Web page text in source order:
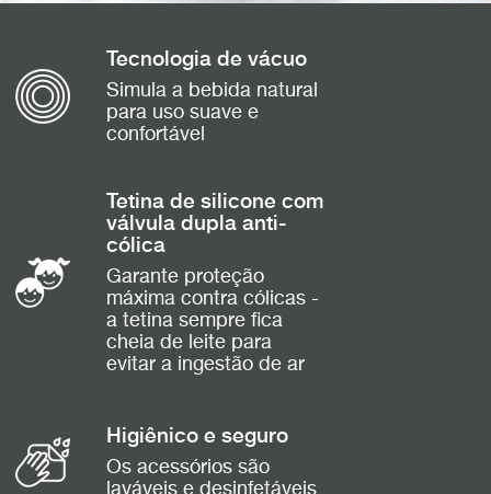
Tecnologia de vácuo
Simula a bebida natural
para uso suave e
confortável
Tetina de silicone com
válvula dupla anti-
cólica
Garante proteção
máxima contra cólicas -
a tetina sempre fica
cheia de leite para
evitar a ingestão de ar
Higiênico e seguro
Os acessórios são
laváveis ​​e desinfetáveis